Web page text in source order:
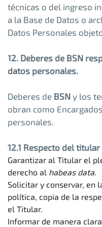
técnicas o del ingreso
a la Base de Datos o
Datos Personales
12. Deberes de BSN
datos personales.
Deberes de BSN y los
obran como
personales.
12.1 Respecto del
Garantizar al Titular el
derecho al habeas data.
Solicitar y conservar, en
política, copia de la
el Titular.
Informar de manera